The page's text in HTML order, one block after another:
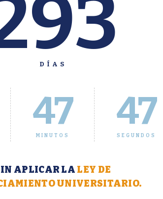
DÍAS
47
MINUTOS
48
SEGUNDOS
APLICAR LA LEY DE
UNIVERSITARIO.
del 30 de julio al 4 de agosto a
del Sistema Académico